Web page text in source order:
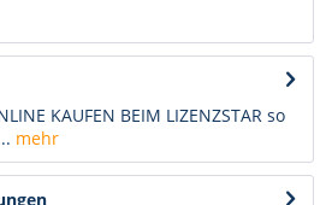
KAUFEN BEIM LIZENZSTAR so
mehr